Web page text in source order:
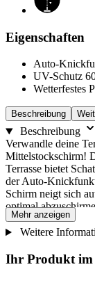
Eigenschaften
Auto-
UV-Schutz
Wetterfestes
Beschreibung
Beschreibung
Verwandle deine
Mittelstockschirm!
Terrasse bietet
der Auto-
Schirm neigt sich
optimal
Polyestergewebe
bietet mit einem
abnehmbar und
und den Schirm
Mehr anzeigen
Weitere
Ihr Produkt im